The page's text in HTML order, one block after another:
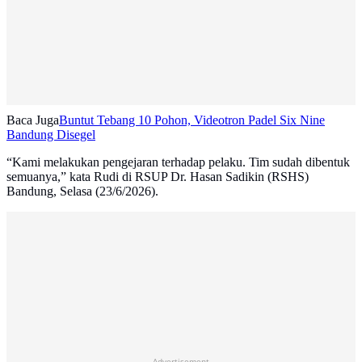
Baca JugaBuntut Tebang 10 Pohon, Videotron Padel Six Nine
Bandung Disegel
“Kami melakukan pengejaran terhadap pelaku. Tim sudah dibentuk
semuanya,” kata Rudi di RSUP Dr. Hasan Sadikin (RSHS)
Bandung, Selasa (23/6/2026).